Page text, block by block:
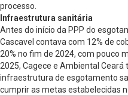
processo.
Infraestrutura sanitária
Antes do início da PPP do
Cascavel contava com 12% de
20% no fim de 2024, com pouco
2025, Cagece e Ambiental
infraestrutura de esgotamento
cumprir as metas estabelecidas